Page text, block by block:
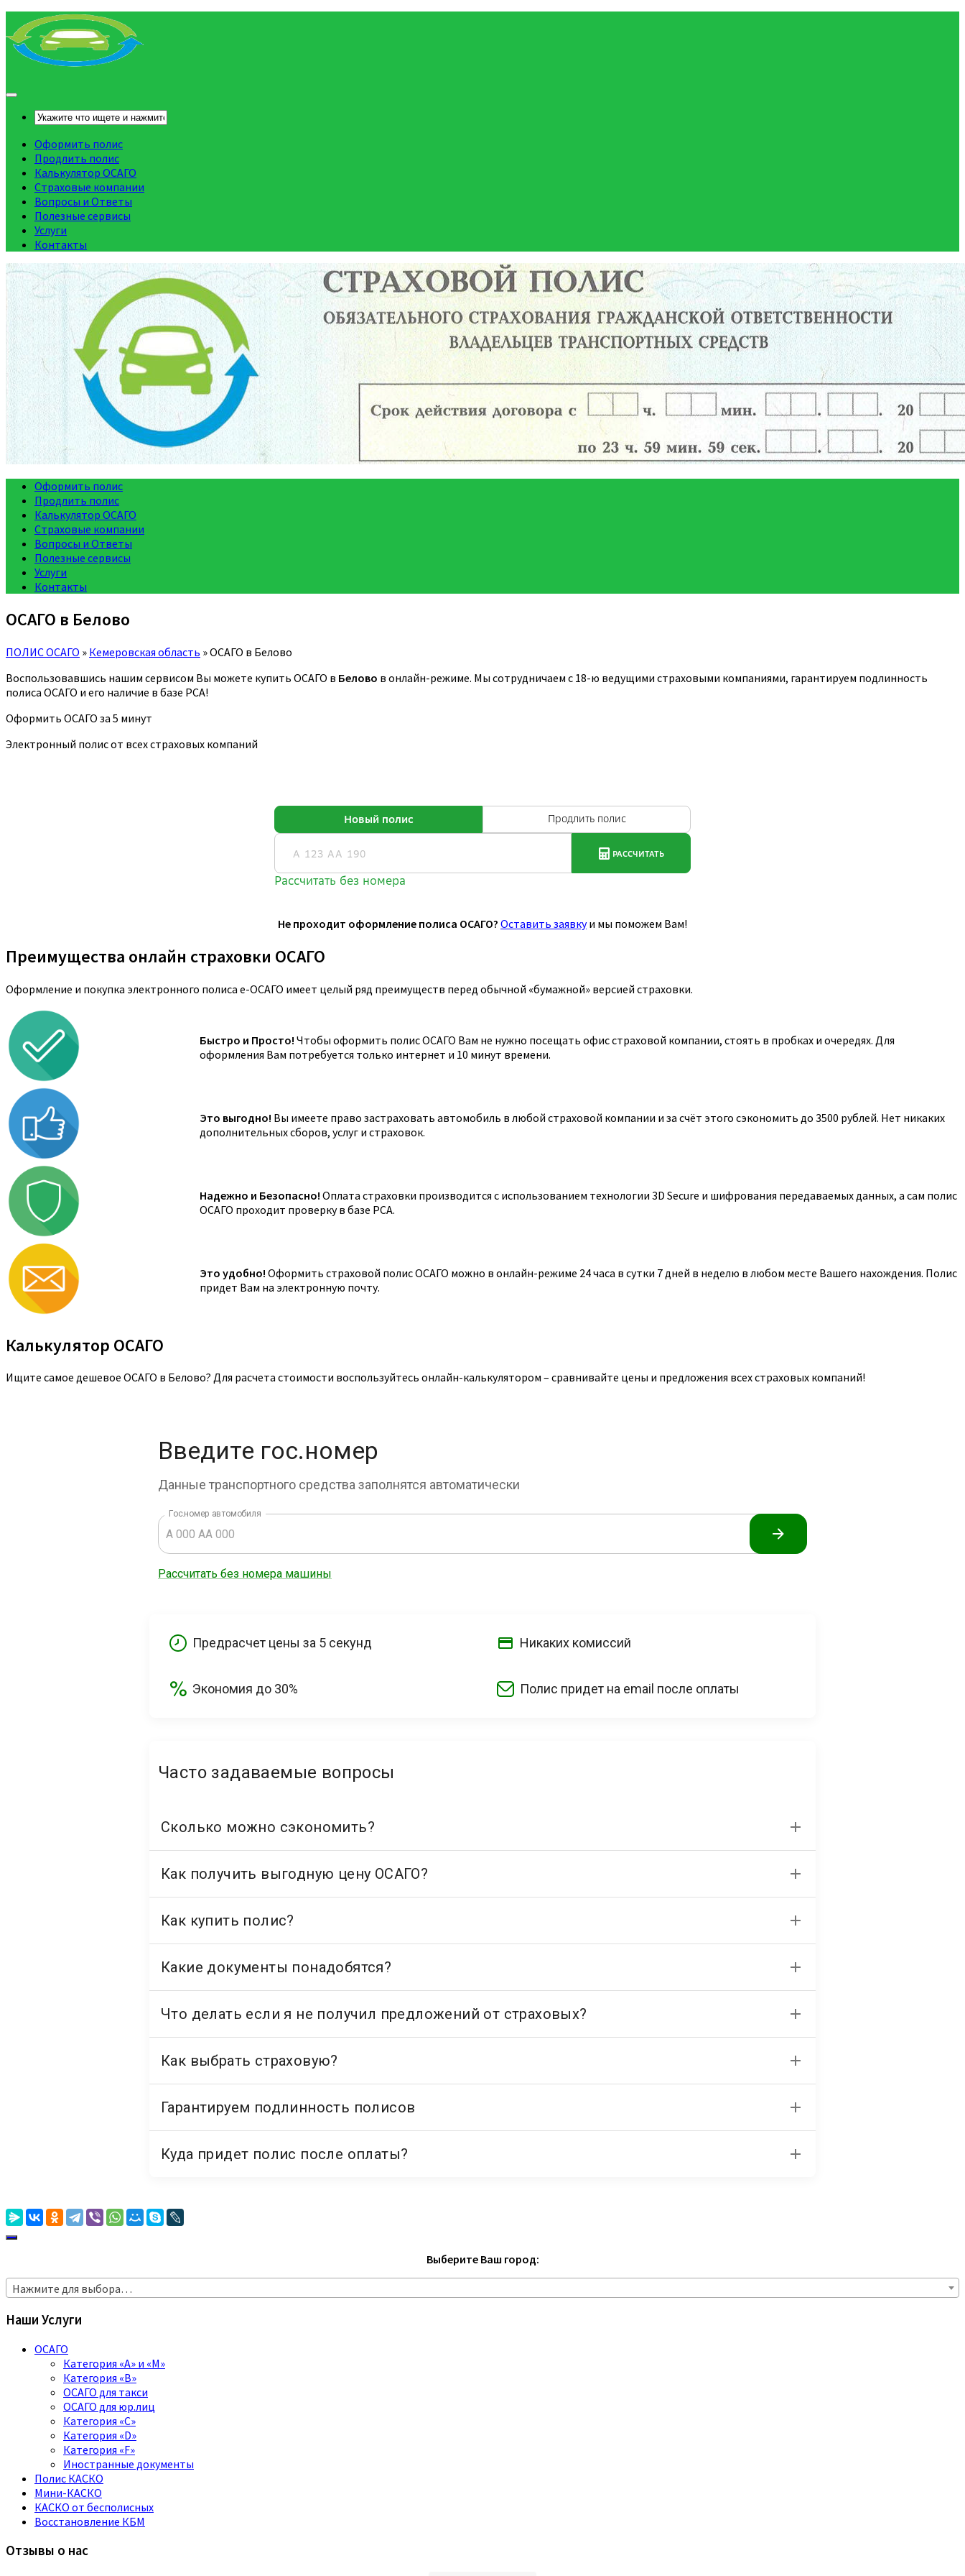
Оформить полис
Продлить полис
Калькулятор ОСАГО
Страховые компании
Вопросы и Ответы
Полезные сервисы
Услуги
Контакты
Оформить полис
Продлить полис
Калькулятор ОСАГО
Страховые компании
Вопросы и Ответы
Полезные сервисы
Услуги
Контакты
ОСАГО в Белово
ПОЛИС ОСАГО » Кемеровская область »ОСАГО в Белово
Воспользовавшись нашим сервисом Вы можете купить ОСАГО в Белово в онлайн-режиме. Мы сотрудничаем с 18-ю ведущими страховыми компаниями, гарантируем подлинность
полиса ОСАГО и его наличие в базе РСА!
Оформить ОСАГО за 5 минут
Электронный полис от всех страховых компаний
Не проходит оформление полиса ОСАГО? Оставить заявкуи мы поможем Вам!
Преимущества онлайн страховки ОСАГО
Оформление и покупка электронного полиса е-ОСАГО имеет целый ряд преимуществ перед обычной «бумажной» версией страховки.
Быстро и Просто! Чтобы оформить полис ОСАГО Вам не нужно посещать офис страховой компании, стоять в пробках и очередях. Для
оформления Вам потребуется только интернет и 10 минут времени.
Это выгодно! Вы имеете право застраховать автомобиль в любой страховой компании и за счёт этого сэкономить до 3500 рублей. Нет никаких
дополнительных сборов, услуг и страховок.
Надежно и Безопасно! Оплата страховки производится с использованием технологии 3D Secure и шифрования передаваемых данных, а сам полис
ОСАГО проходит проверку в базе РСА.
Это удобно! Оформить страховой полис ОСАГО можно в онлайн-режиме 24 часа в сутки 7 дней в неделю в любом месте Вашего нахождения. Полис
придет Вам на электронную почту.
Калькулятор ОСАГО
Ищите самое дешевое ОСАГО в Белово? Для расчета стоимости воспользуйтесь онлайн-калькулятором – сравнивайте цены и предложения всех страховых компаний!
Выберите Ваш город:
Нажмите для выбора…
Наши Услуги
ОСАГО
Категория «A» и «M»
Категория «B»
ОСАГО для такси
ОСАГО для юр.лиц
Категория «C»
Категория «D»
Категория «F»
Иностранные документы
Полис КАСКО
Мини-КАСКО
КАСКО от бесполисных
Восстановление КБМ
Отзывы о нас